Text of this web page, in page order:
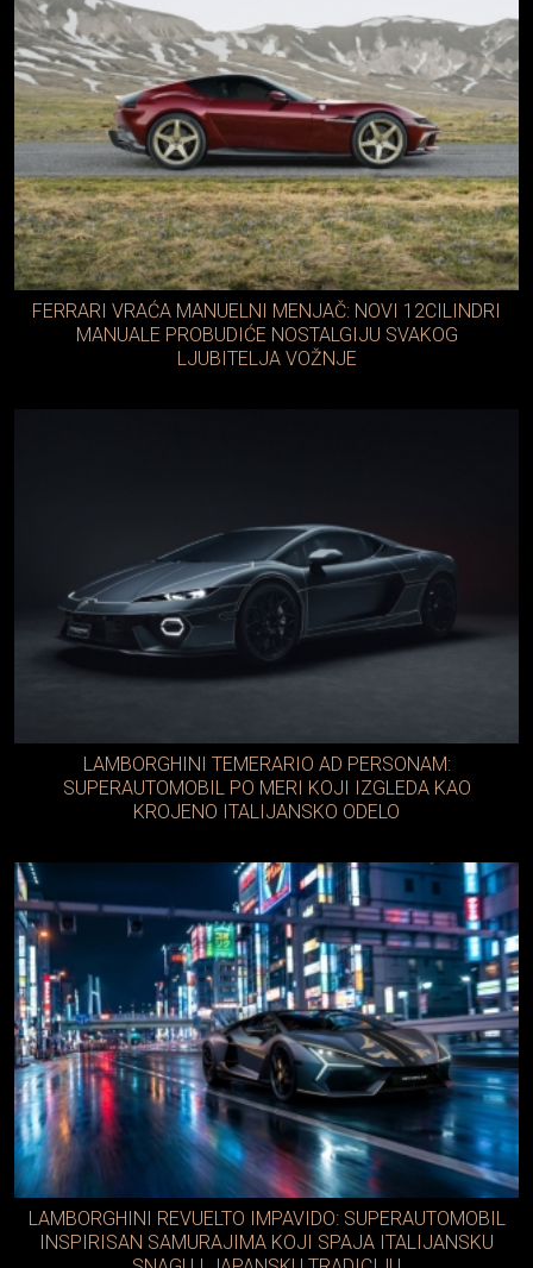
FERRARI VRAĆA MANUELNI MENJAČ: NOVI 12CILINDRI
MANUALE PROBUDIĆE NOSTALGIJU SVAKOG
LJUBITELJA VOŽNJE
LAMBORGHINI TEMERARIO AD PERSONAM:
SUPERAUTOMOBIL PO MERI KOJI IZGLEDA KAO
KROJENO ITALIJANSKO ODELO
LAMBORGHINI REVUELTO IMPAVIDO: SUPERAUTOMOBIL
INSPIRISAN SAMURAJIMA KOJI SPAJA ITALIJANSKU